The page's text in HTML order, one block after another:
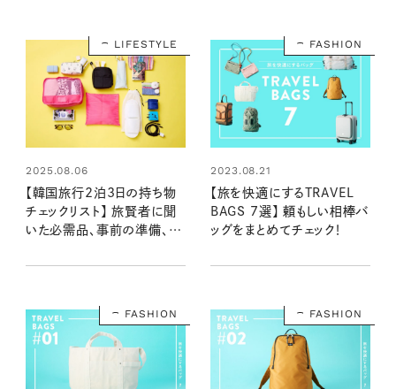
LIFESTYLE
2025.08.06
【韓国旅行2泊3日の持ち物
チェックリスト】 旅賢者に聞
いた必需品、事前の準備、服
心！
FASHION
2023.08.21
【旅を快適にするTRAVEL
BAGS 7選】 頼もしい相棒バ
ッグをまとめてチェック！
FASHION FASHION